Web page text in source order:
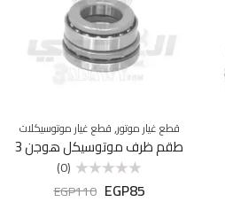
قطع غيار موتور,قطع غيار موتوسيكلات
طقم ظرف موتوسيكل هوجن 3
التقييم
(0)
EGP85
EGP110